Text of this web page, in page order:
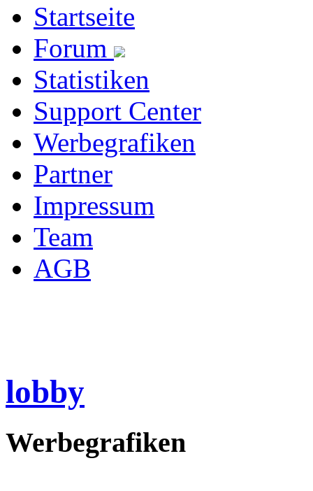
Startseite
Forum
Statistiken
Support Center
Werbegrafiken
Partner
Impressum
Team
AGB
lobby
Werbegrafiken